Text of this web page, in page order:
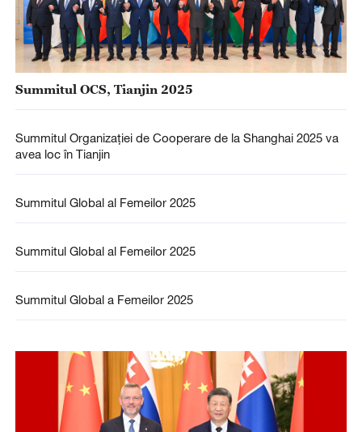
Summitul OCS, Tianjin 2025
Summitul Organizației de Cooperare de la Shanghai 2025 va
avea loc în Tianjin
Summitul Global al Femeilor 2025
Summitul Global al Femeilor 2025
Summitul Global a Femeilor 2025